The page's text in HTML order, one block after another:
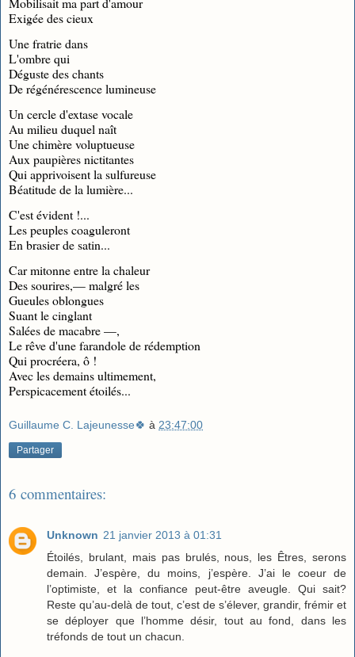
Exigée des cieux
Une fratrie dans
L'ombre qui
Déguste des chants
De régénérescence lumineuse
Un cercle d'extase vocale
Au milieu duquel naît
Une chimère voluptueuse
Aux paupières nictitantes
Qui apprivoisent la sulfureuse
Béatitude de la lumière...
C'est évident !...
Les peuples coaguleront
En brasier de satin...
Car mitonne entre la chaleur
Des sourires,— malgré les
Gueules oblongues
Suant le cinglant
Salées de macabre —,
Le rêve d'une farandole de rédemption
Qui procréera, ô !
Avec les demains ultimement,
Perspicacement étoilés...
Guillaume C. Lajeunesse🍀 à 23:47:00
Partager
6 commentaires:
Unknown 21 janvier 2013 à 01:31
Étoilés, brulant, mais pas brulés, nous, les Êtres, serons
demain. J’espère, du moins, j’espère. J’ai le coeur de
l’optimiste, et la confiance peut-être aveugle. Qui sait?
Reste qu’au-delà de tout, c’est de s’élever, grandir, frémir et
se déployer que l’homme désir, tout au fond, dans les
tréfonds de tout un chacun.